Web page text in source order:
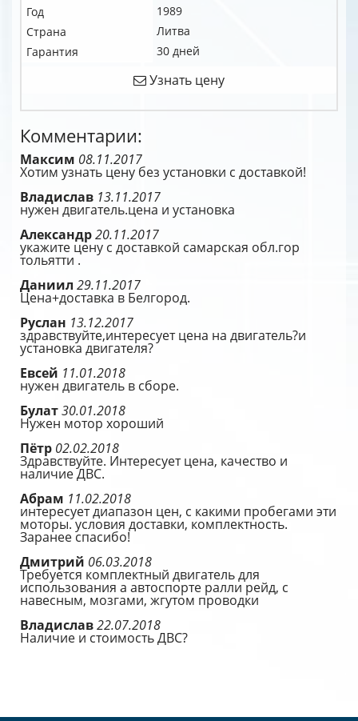
Год
1989
Страна
Литва
Гарантия
30 дней
Узнать цену
Комментарии:
Максим 08.11.2017
Хотим узнать цену без установки с доставкой!
Владислав 13.11.2017
нужен двигатель.цена и установка
Александр20.11.2017
укажите цену с доставкой самарская обл.гор
тольятти .
Даниил 29.11.2017
Цена+доставка в Белгород.
Руслан 13.12.2017
здравствуйте,интересует цена на двигатель?и
установка двигателя?
Евсей 11.01.2018
нужен двигатель в сборе.
Булат30.01.2018
Нужен мотор хороший
Пётр 02.02.2018
Здравствуйте. Интересует цена, качество и
наличие ДВС.
Абрам 11.02.2018
интересует диапазон цен, с какими пробегами эти
моторы. условия доставки, комплектность.
Заранее спасибо!
Дмитрий 06.03.2018
Требуется комплектный двигатель для
использования а автоспорте ралли рейд, с
навесным, мозгами, жгутом проводки
Владислав22.07.2018
Наличие и стоимость ДВС?